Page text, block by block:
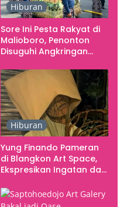
Hiburan
Sore Ini Pesta Rakyat di
Malioboro, Penonton
Disuguhi Angkringan
Hiburan
Yung Finando Pameran
di Blangkon Art Space,
Ekspresikan Ingatan dan